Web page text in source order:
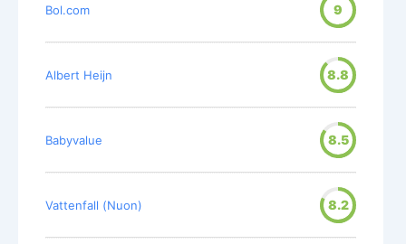
Bol.com 9
Albert Heijn 8.8
Babyvalue 8.5
Vattenfall (Nuon) 8.2